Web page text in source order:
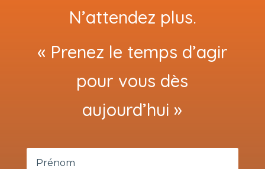
N’attendez plus.
« Prenez le temps d’agir
pour vous dès
aujourd’hui »